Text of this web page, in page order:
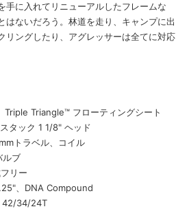
手に入れてリニューアルしたフレームな
はないだろう。林道を走り、キャンプに出
リングしたり、アグレッサーは全てに対応
Triangle™ フローティングシート
タック 1 1/8" ヘッド
トラベル、コイル
ルブ
リー
、DNA Compound
42/34/24T